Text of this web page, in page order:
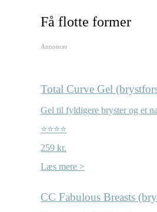
Få flotte former
Annoncer
Total Curve Gel
Gel til fyldigere bryster og et
⭐⭐⭐⭐
259 kr.
Læs mere >
CC Fabulous Breasts